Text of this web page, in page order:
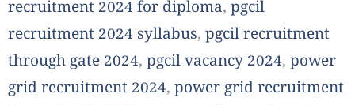
recruitment 2024 for diploma, pgcil
recruitment 2024 syllabus, pgcil recruitment
through gate 2024, pgcil vacancy 2024, power
grid recruitment 2024, power grid recruitment